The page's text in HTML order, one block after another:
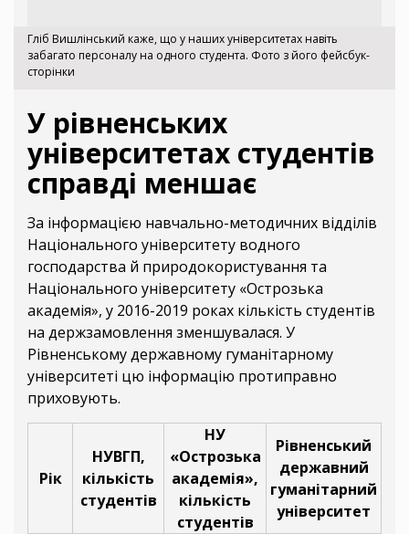
Гліб Вишлінський каже, що у наших університетах навіть
забагато персоналу на одного студента. Фото з його фейсбук-
сторінки
У рівненських
університетах студентів
справді меншає
За інформацією навчально-методичних відділів
Національного університету водного
господарства й природокористування та
Національного університету «Острозька
академія», у 2016-2019 роках кількість студентів
на держзамовлення зменшувалася. У
Рівненському державному гуманітарному
університеті цю інформацію протиправно
приховують.
Рік
НУВГП,
кількість
студентів
НУ
«Острозька
академія»,
кількість
студентів
Рівненський
державний
гуманітарний
університет